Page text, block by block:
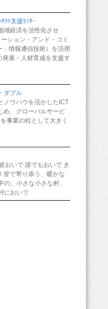
ｸﾄ支援ｾﾝﾀｰ
域経済を活性化させ
ション・アンド・コミ
情報通信技術）を活用
発展・人材育成を支援す
ダブル
ノウハウを活かしたICT
め、グローバルサービ
事業の柱として大きく
おいで 誰でもおいで き
皆で寄り添う、暖かな
、小さな小さな村、
においで